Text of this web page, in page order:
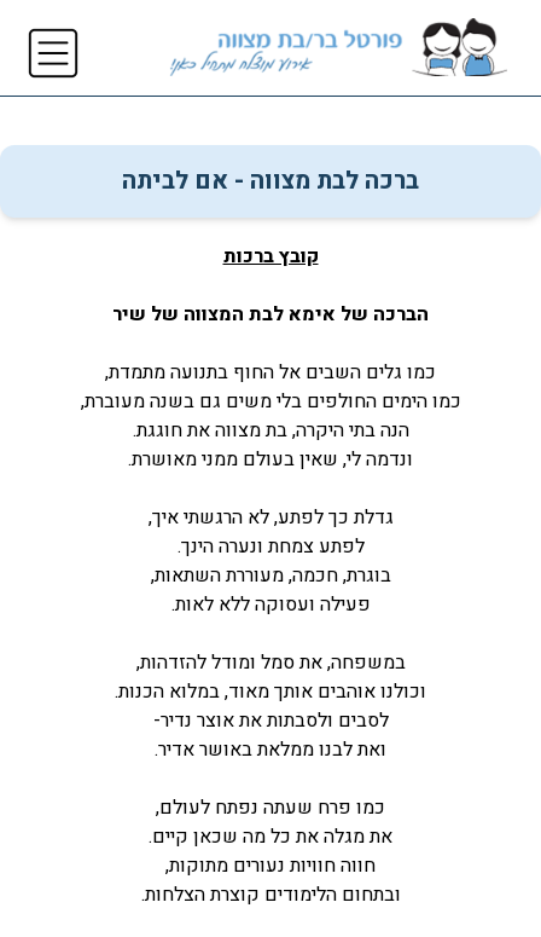
ברכה לבת מצווה - אם לביתה
קובץ ברכות
הברכה של אימא לבת המצווה של שיר
כמו גלים השבים אל החוף בתנועה מתמדת,
כמו הימים החולפים בלי משים גם בשנה מעוברת,
הנה בתי היקרה, בת מצווה את חוגגת.
ונדמה לי, שאין בעולם ממני מאושרת.
גדלת כך לפתע, לא הרגשתי איך,
לפתע צמחת ונערה הינך.
בוגרת, חכמה, מעוררת השתאות,
פעילה ועסוקה ללא לאות.
במשפחה, את סמל ומודל להזדהות,
וכולנו אוהבים אותך מאוד, במלוא הכנות.
לסבים ולסבתות את אוצר נדיר-
ואת לבנו ממלאת באושר אדיר.
כמו פרח שעתה נפתח לעולם,
את מגלה את כל מה שכאן קיים.
חווה חוויות נעורים מתוקות,
ובתחום הלימודים קוצרת הצלחות.